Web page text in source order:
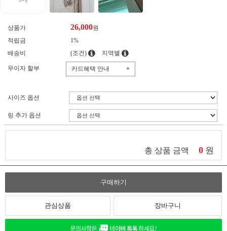
상품가 26,000원
적립금
1%
배송비
(조건) 지역별
무이자 할부 카드혜택 안내 +
사이즈 옵션
링 추가 옵션
총 상품 금액 0 원
구매하기
관심상품 장바구니